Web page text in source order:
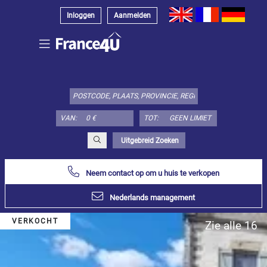
Inloggen Aanmelden
VAN: TOT:
Uitgebreid Zoeken
Appartement
Alles
selecteren
Appartement
Duplex
Penthouse
Neem contact op om u huis te verkopen
Nederlands management
VERKOCHT Zie alle 16